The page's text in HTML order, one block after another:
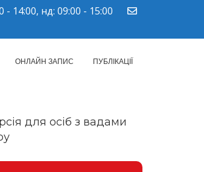
- 14:00, нд: 09:00 - 15:00
ОНЛАЙН ЗАПИС ПУБЛІКАЦІЇ
для осіб з вадами